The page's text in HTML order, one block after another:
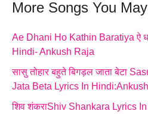
More Songs You
Ae Dhani Ho Kathin Baratiya ऐ
Hindi- Ankush Raja
सासु तोहार बहुते बिगड़ल जाता बेटा
Jata Beta Lyrics In
शिव शंकराShiv Shankara Lyrics